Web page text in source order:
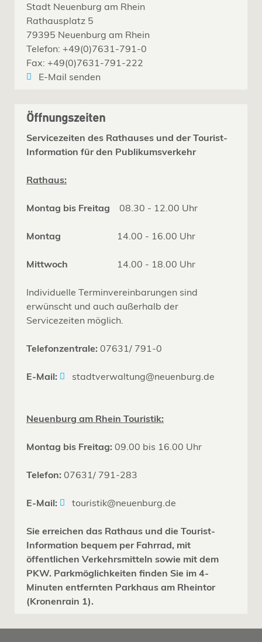
Stadt Neuenburg am Rhein
Rathausplatz 5
79395 Neuenburg am Rhein
Telefon: +49(0)7631-791-0
Fax: +49(0)7631-791-222
E-Mail senden
Öffnungszeiten
Servicezeiten des Rathauses und der Tourist-
Information für den Publikumsverkehr
Rathaus:
Montag bis Freitag 08.30 - 12.00 Uhr
Montag 14.00 - 16.00 Uhr
Mittwoch 14.00 - 18.00 Uhr
Individuelle Terminvereinbarungen sind
erwünscht und auch außerhalb der
Servicezeiten möglich.
Telefonzentrale: 07631/ 791-0
E-Mail: stadtverwaltung@neuenburg.de
Neuenburg am Rhein Touristik:
Montag bis Freitag: 09.00 bis 16.00 Uhr
Telefon: 07631/ 791-283
E-Mail: touristik@neuenburg.de
Sie erreichen das Rathaus und die Tourist-
Information bequem per Fahrrad, mit
öffentlichen Verkehrsmitteln sowie mit dem
PKW. Parkmöglichkeiten finden Sie im 4-
Minuten entfernten Parkhaus am Rheintor
(Kronenrain 1).